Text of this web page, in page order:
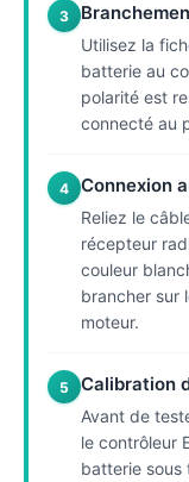
3
Utilisez la
batterie au
polarité est
connecté au
4 Connexion
Reliez le
récepteur
couleur
brancher sur
moteur.
5 Calibration
Avant de
le contrôleur
batterie sous